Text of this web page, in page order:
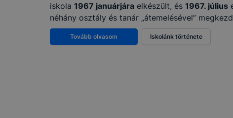
iskola 1967 januárjára elkészült, és 1967. július
néhány osztály és tanár „átemelésével”
Tovább olvasom Iskolánk története